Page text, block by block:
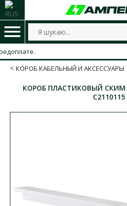
КОРОБ КАБЕЛЬНЫЙ И АКСЕССУАРЫ
КОРОБ ПЛАСТИКОВЫЙ СКИМ
С2110115